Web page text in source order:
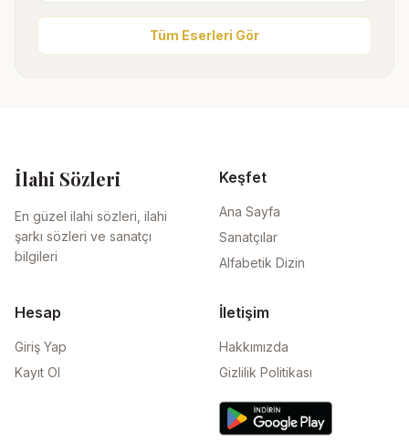
Tüm Eserleri Gör
İlahi Sözleri
En güzel ilahi sözleri, ilahi
şarkı sözleri ve sanatçı
bilgileri
Keşfet
Ana Sayfa
Sanatçılar
Alfabetik Dizin
Hesap
Giriş Yap
Kayıt Ol
İletişim
Hakkımızda
Gizlilik Politikası